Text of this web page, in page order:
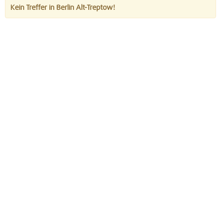
Kein Treffer in Berlin Alt-Treptow!